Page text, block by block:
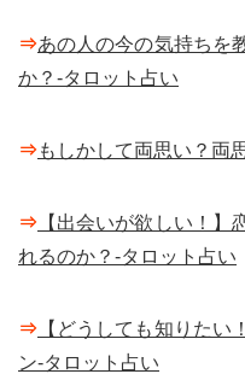
⇒あの人の今の気持ちを
か？-タロット占い
⇒もしかして両思い？両
⇒ 【出会いが欲しい！
れるのか？-タロット占い
⇒ 【どうしても知りたい
ン-タロット占い